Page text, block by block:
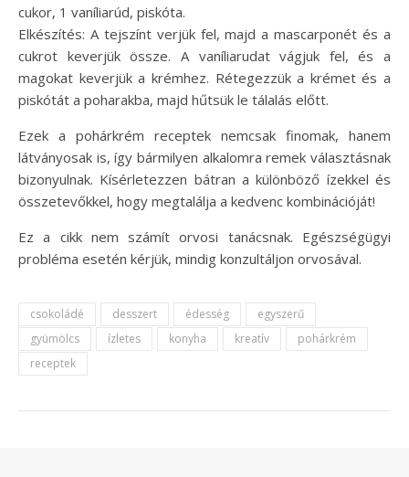
cukor, 1 vaníliarúd, piskóta.
Elkészítés: A tejszínt verjük fel, majd a mascarponét és a
cukrot keverjük össze. A vaníliarudat vágjuk fel, és a
magokat keverjük a krémhez. Rétegezzük a krémet és a
piskótát a poharakba, majd hűtsük le tálalás előtt.
Ezek a pohárkrém receptek nemcsak finomak, hanem
látványosak is, így bármilyen alkalomra remek választásnak
bizonyulnak. Kísérletezzen bátran a különböző ízekkel és
összetevőkkel, hogy megtalálja a kedvenc kombinációját!
Ez a cikk nem számít orvosi tanácsnak. Egészségügyi
probléma esetén kérjük, mindig konzultáljon orvosával.
csokoládé desszert édesség
egyszerű
gyümölcs
ízletes konyha kreatív
pohárkrém
receptek